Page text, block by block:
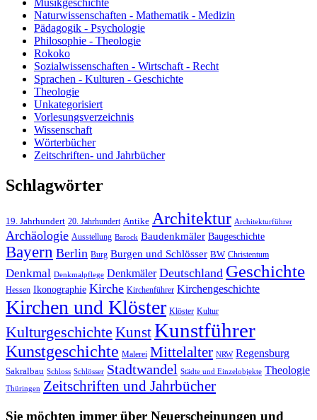
Musikgeschichte
Naturwissenschaften - Mathematik - Medizin
Pädagogik - Psychologie
Philosophie - Theologie
Rokoko
Sozialwissenschaften - Wirtschaft - Recht
Sprachen - Kulturen - Geschichte
Theologie
Unkategorisiert
Vorlesungsverzeichnis
Wissenschaft
Wörterbücher
Zeitschriften- und Jahrbücher
Schlagwörter
19. Jahrhundert 20. Jahrhundert Antike Architektur Architekturführer
Archäologie Ausstellung Barock Baudenkmäler Baugeschichte
Bayern Berlin Burg Burgen und Schlösser BW Christentum
Denkmal Denkmalpflege Denkmäler Deutschland Geschichte
Hessen Ikonographie Kirche Kirchenführer Kirchengeschichte
Kirchen und Klöster Klöster Kultur
Kulturgeschichte KunstKunstführer
Kunstgeschichte Malerei Mittelalter NRW Regensburg
Sakralbau Schloss Schlösser Stadtwandel Städte und Einzelobjekte Theologie
Thüringen Zeitschriften und Jahrbücher
Sie möchten immer über Neuerscheinungen und